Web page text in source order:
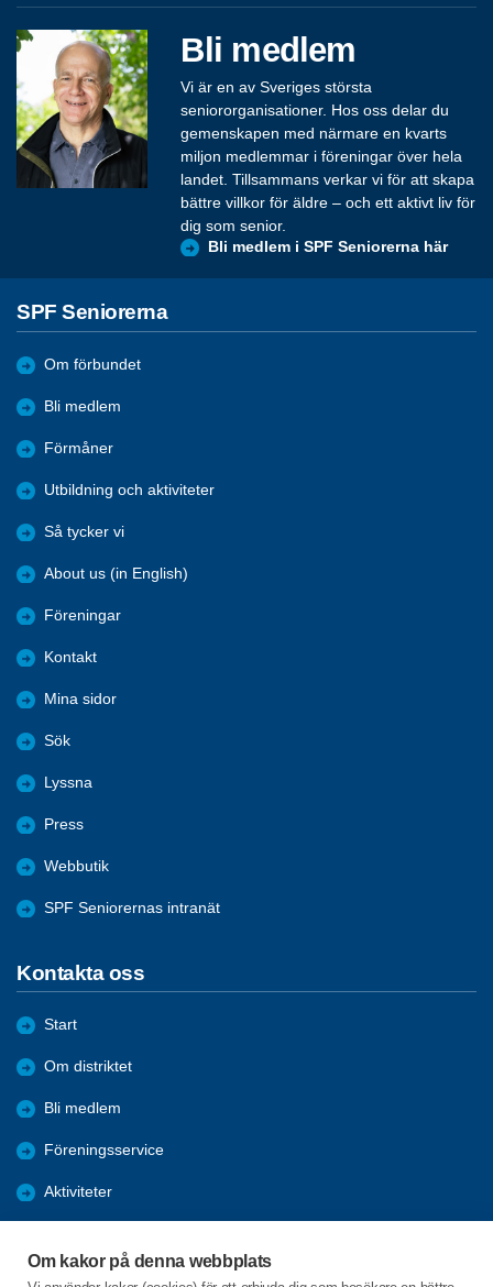
Om kakor på denna webbplats
Bli medlem
Vi är en av Sveriges största
seniororganisationer. Hos oss delar du
gemenskapen med närmare en kvarts
miljon medlemmar i föreningar över hela
landet. Tillsammans verkar vi för att skapa
bättre villkor för äldre – och ett aktivt liv för
dig som senior.
Bli medlem i SPF Seniorerna här
SPF Seniorerna
Om förbundet
Bli medlem
Förmåner
Utbildning och aktiviteter
Så tycker vi
About us (in English)
Föreningar
Kontakt
Mina sidor
Sök
Lyssna
Press
Webbutik
SPF Seniorernas intranät
Kontakta oss
Start
Om distriktet
Bli medlem
Föreningsservice
Aktiviteter
Förmåner